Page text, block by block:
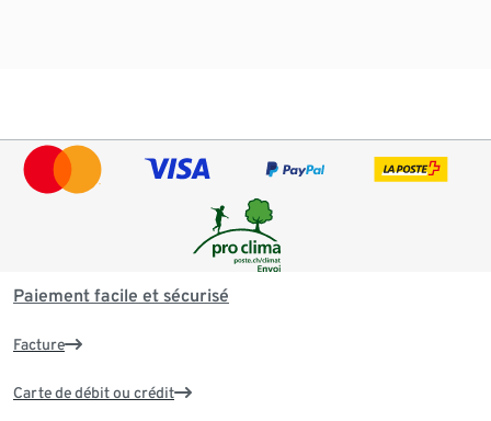
Paiement facile et sécurisé
Facture
Carte de débit ou crédit